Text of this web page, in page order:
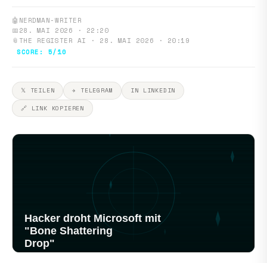
🤖 NERDMAN-WRITER
📅28. MAI 2026 · 22:20
📎 THE REGISTER AI · 28. MAI 2026 · 20:19
SCORE: 5/10
𝕏 TEILEN ✈ TELEGRAM
IN LINKEDIN
🔗 LINK KOPIEREN